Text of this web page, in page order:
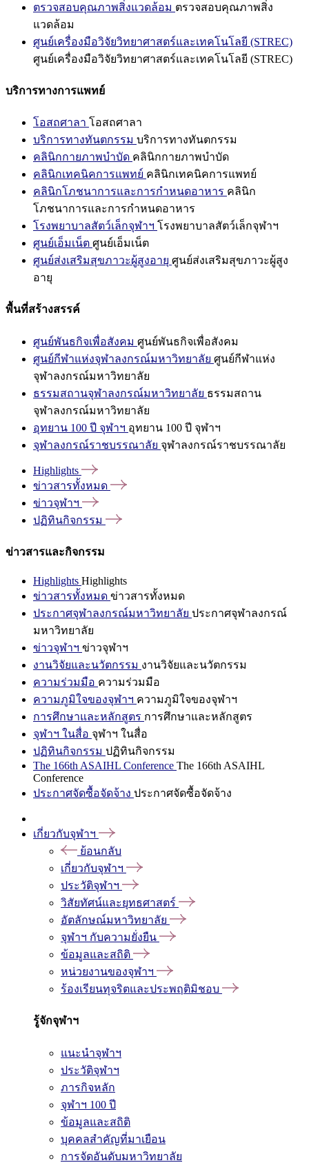
ตรวจสอบคุณภาพสิ่งแวดล้อม ตรวจสอบคุณภาพสิ่ง
แวดล้อม
ศูนย์เครื่องมือวิจัยวิทยาศาสตร์และเทคโนโลยี (STREC)
ศูนย์เครื่องมือวิจัยวิทยาศาสตร์และเทคโนโลยี (STREC)
บริการทางการแพทย์
โอสถศาลา โอสถศาลา
บริการทางทันตกรรม บริการทางทันตกรรม
คลินิกกายภาพบำบัด คลินิกกายภาพบำบัด
คลินิกเทคนิคการแพทย์ คลินิกเทคนิคการแพทย์
คลินิกโภชนาการและการกำหนดอาหาร คลินิก
โภชนาการและการกำหนดอาหาร
โรงพยาบาลสัตว์เล็กจุฬาฯ โรงพยาบาลสัตว์เล็กจุฬาฯ
ศูนย์เอ็มเน็ต ศูนย์เอ็มเน็ต
ศูนย์ส่งเสริมสุขภาวะผู้สูงอายุ ศูนย์ส่งเสริมสุขภาวะผู้สูง
อายุ
พื้นที่สร้างสรรค์
ศูนย์พันธกิจเพื่อสังคม ศูนย์พันธกิจเพื่อสังคม
ศูนย์กีฬาแห่งจุฬาลงกรณ์มหาวิทยาลัย ศูนย์กีฬาแห่ง
จุฬาลงกรณ์มหาวิทยาลัย
ธรรมสถานจุฬาลงกรณ์มหาวิทยาลัย ธรรมสถาน
จุฬาลงกรณ์มหาวิทยาลัย
อุทยาน 100 ปี จุฬาฯ อุทยาน 100 ปี จุฬาฯ
จุฬาลงกรณ์ราชบรรณาลัย จุฬาลงกรณ์ราชบรรณาลัย
Highlights
ข่าวสารทั้งหมด
ข่าวจุฬาฯ
ปฏิทินกิจกรรม
ข่าวสารและกิจกรรม
Highlights Highlights
ข่าวสารทั้งหมด ข่าวสารทั้งหมด
ประกาศจุฬาลงกรณ์มหาวิทยาลัย ประกาศจุฬาลงกรณ์
มหาวิทยาลัย
ข่าวจุฬาฯ ข่าวจุฬาฯ
งานวิจัยและนวัตกรรม งานวิจัยและนวัตกรรม
ความร่วมมือ ความร่วมมือ
ความภูมิใจของจุฬาฯ ความภูมิใจของจุฬาฯ
การศึกษาและหลักสูตร การศึกษาและหลักสูตร
จุฬาฯ ในสื่อ จุฬาฯ ในสื่อ
ปฏิทินกิจกรรม ปฏิทินกิจกรรม
The 166th ASAIHL Conference The 166th ASAIHL
Conference
ประกาศจัดซื้อจัดจ้าง ประกาศจัดซื้อจัดจ้าง
เกี่ยวกับจุฬาฯ
ย้อนกลับ
เกี่ยวกับจุฬาฯ
ประวัติจุฬาฯ
วิสัยทัศน์และยุทธศาสตร์
อัตลักษณ์มหาวิทยาลัย
จุฬาฯ กับความยั่งยืน
ข้อมูลและสถิติ
หน่วยงานของจุฬาฯ
ร้องเรียนทุจริตและประพฤติมิชอบ
รู้จักจุฬาฯ
แนะนำจุฬาฯ
ประวัติจุฬาฯ
ภารกิจหลัก
จุฬาฯ 100 ปี
ข้อมูลและสถิติ
บุคคลสำคัญที่มาเยือน
การจัดอันดับมหาวิทยาลัย